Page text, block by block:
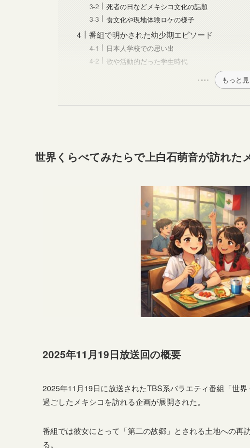
死者の日などメキシコ文化の話題
食文化や現地体験ロケの様子
番組で明かされた幼少期エピソード
日本人学校での思い出
歌や活動的だった学生時代
もっと
世界くらべてみたらで上白石萌音が訪れた
2025年11月19日放送回の概要
2025年11月19日に放送されたTBS系バラエティ番組「世
過ごしたメキシコを訪れる企画が展開された。
番組では彼女にとって「第二の故郷」とされる土地への再
る。